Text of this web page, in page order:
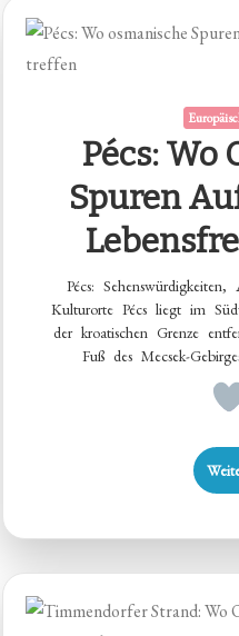
Pécs: Wo
Spuren
Pécs:
Kulturorte Pécs liegt im
der kroatischen Grenze
Fuß des Mecsek-